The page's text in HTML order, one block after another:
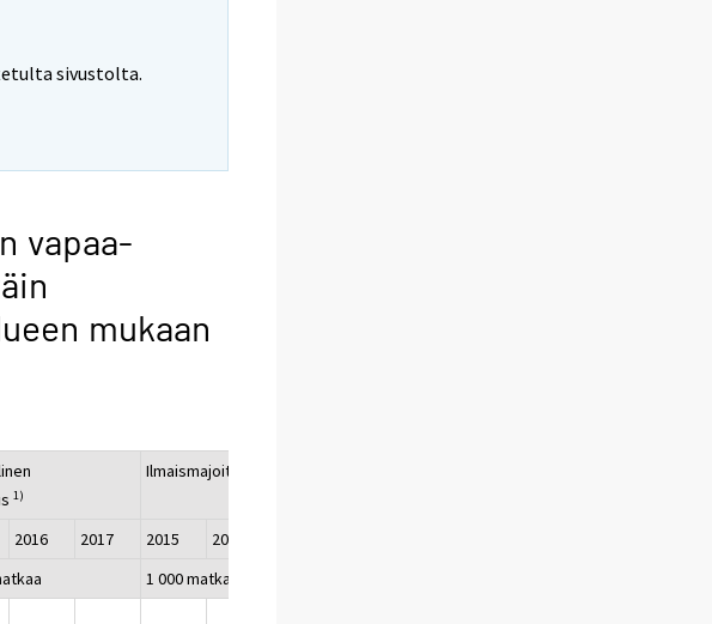
sivustolta.
vapaa-
mukaan
1)
Ilmaismajoitus
2016 2017 2015 2016
1 000 matkaa